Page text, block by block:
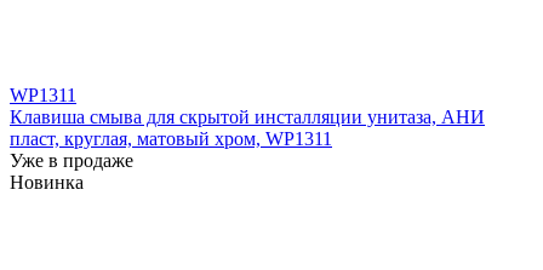
WP1311
Клавиша смыва для скрытой инсталляции унитаза, АНИ
пласт, круглая, матовый хром, WP1311
Уже в продаже
Новинка